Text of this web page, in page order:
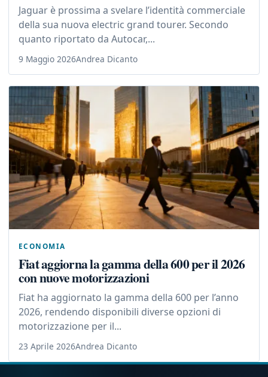
Jaguar è prossima a svelare l’identità commerciale
della sua nuova electric grand tourer. Secondo
quanto riportato da Autocar,...
9 Maggio 2026Andrea Dicanto
ECONOMIA
Fiat aggiorna la gamma della 600 per il 2026
con nuove motorizzazioni
Fiat ha aggiornato la gamma della 600 per l’anno
2026, rendendo disponibili diverse opzioni di
motorizzazione per il...
23 Aprile 2026Andrea Dicanto